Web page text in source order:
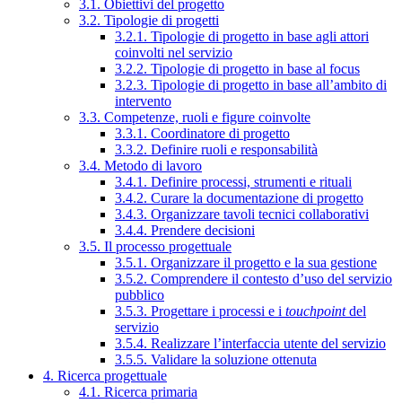
3.1. Obiettivi del progetto
3.2. Tipologie di progetti
3.2.1. Tipologie di progetto in base agli attori
coinvolti nel servizio
3.2.2. Tipologie di progetto in base al focus
3.2.3. Tipologie di progetto in base all’ambito di
intervento
3.3. Competenze, ruoli e figure coinvolte
3.3.1. Coordinatore di progetto
3.3.2. Definire ruoli e responsabilità
3.4. Metodo di lavoro
3.4.1. Definire processi, strumenti e rituali
3.4.2. Curare la documentazione di progetto
3.4.3. Organizzare tavoli tecnici collaborativi
3.4.4. Prendere decisioni
3.5. Il processo progettuale
3.5.1. Organizzare il progetto e la sua gestione
3.5.2. Comprendere il contesto d’uso del servizio
pubblico
3.5.3. Progettare i processi e i touchpointdel
servizio
3.5.4. Realizzare l’interfaccia utente del servizio
3.5.5. Validare la soluzione ottenuta
4. Ricerca progettuale
4.1. Ricerca primaria